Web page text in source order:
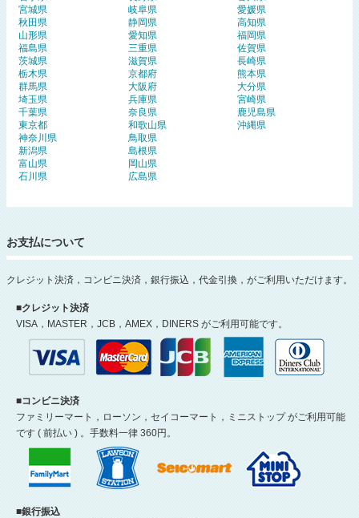
宮城県
秋田県
山形県
福島県
茨城県
栃木県
群馬県
埼玉県
千葉県
東京都
神奈川県
新潟県
富山県
石川県
岐阜県
静岡県
愛知県
三重県
滋賀県
京都府
大阪府
兵庫県
奈良県
和歌山県
鳥取県
島根県
岡山県
広島県
愛媛県
高知県
福岡県
佐賀県
長崎県
熊本県
大分県
宮崎県
鹿児島県
沖縄県
お支払について
クレジット決済，コンビニ決済，銀行振込，代金引換，がご利用いただけます。
■クレジット決済
VISA，MASTER，JCB，AMEX，DINERS がご利用可能です。
■コンビニ決済
ファミリーマート，ローソン，セイコーマート，ミニストップ がご利用可能
です ( 前払い ) 。手数料一律 360円。
■銀行振込